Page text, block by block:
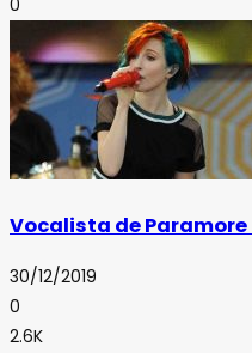
Vocalista de
30/12/2019
0
2.6K